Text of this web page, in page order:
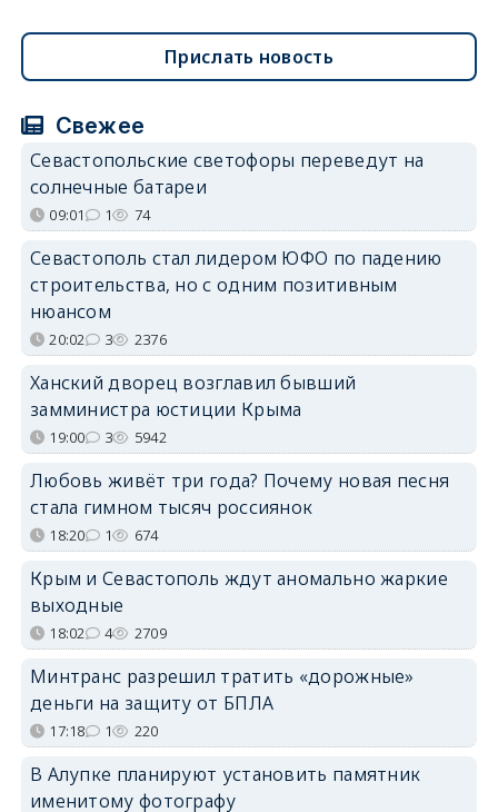
Прислать новость
Свежее
Севастопольские светофоры переведут на
солнечные батареи
09:01 1 74
Севастополь стал лидером ЮФО по падению
строительства, но с одним позитивным
нюансом
20:02 3 2376
Ханский дворец возглавил бывший
замминистра юстиции Крыма
19:00 3 5942
Любовь живёт три года? Почему новая песня
стала гимном тысяч россиянок
18:20 1 674
Крым и Севастополь ждут аномально жаркие
выходные
18:02 4 2709
Минтранс разрешил тратить «дорожные»
деньги на защиту от БПЛА
17:18 1 220
В Алупке планируют установить памятник
именитому фотографу